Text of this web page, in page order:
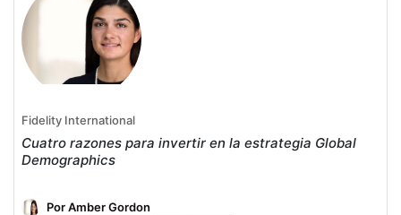
Fidelity International
Cuatro razones para invertir en la estrategia Global
Demographics
Por Amber Gordon